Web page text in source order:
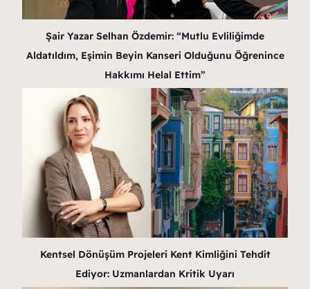
Şair Yazar Selhan Özdemir: “Mutlu Evliliğimde
Aldatıldım, Eşimin Beyin Kanseri Olduğunu Öğrenince
Hakkımı Helal Ettim”
Kentsel Dönüşüm Projeleri Kent Kimliğini Tehdit
Ediyor: Uzmanlardan Kritik Uyarı